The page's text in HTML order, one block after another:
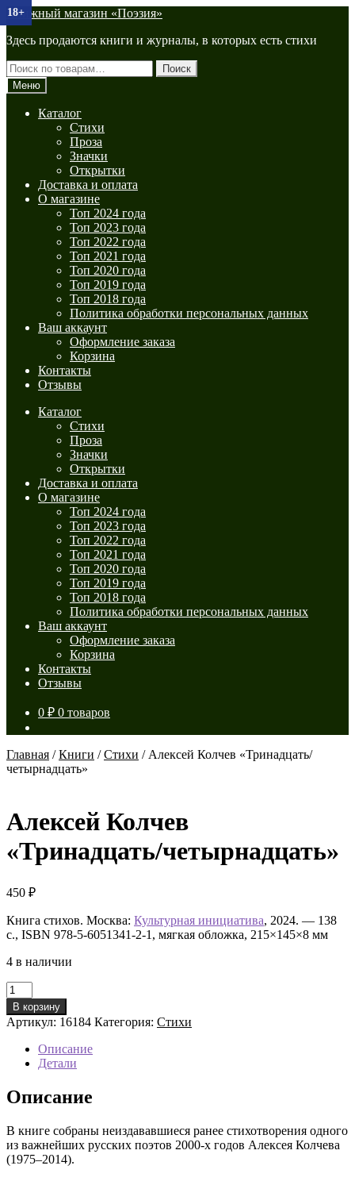
Перейти
к
навигации
Перейти
к
содержимому
Книжный магазин «Поэзия»
Здесь продаются книги и журналы, в которых есть стихи
Искать:
Поиск
Меню
Каталог
Стихи
Проза
Значки
Открытки
Доставка и оплата
О магазине
Топ 2024 года
Топ 2023 года
Топ 2022 года
Топ 2021 года
Топ 2020 года
Топ 2019 года
Топ 2018 года
Политика обработки персональных данных
Ваш аккаунт
Оформление заказа
Корзина
Контакты
Отзывы
Каталог
Стихи
Проза
Значки
Открытки
Доставка и оплата
О магазине
Топ 2024 года
Топ 2023 года
Топ 2022 года
Топ 2021 года
Топ 2020 года
Топ 2019 года
Топ 2018 года
Политика обработки персональных данных
Ваш аккаунт
Оформление заказа
Корзина
Контакты
Отзывы
0 ₽ 0 товаров
Главная /Книги /Стихи / Алексей Колчев «Тринадцать/
четырнадцать»
18+
Алексей Колчев
«Тринадцать/четырнадцать»
450 ₽
Книга стихов. Москва: Культурная инициатива, 2024. — 138
с., ISBN 978-5-6051341-2-1, мягкая обложка, 215×145×8 мм
4 в наличии
Количество
товара
Алексей
Колчев
«Тринадцать/
четырнадцать»
В корзину
Артикул: 16184 Категория: Стихи
Описание
Детали
Описание
В книге собраны неиздававшиеся ранее стихотворения одного
из важнейших русских поэтов 2000-х годов Алексея Колчева
(1975–2014).
16+
18+
18+